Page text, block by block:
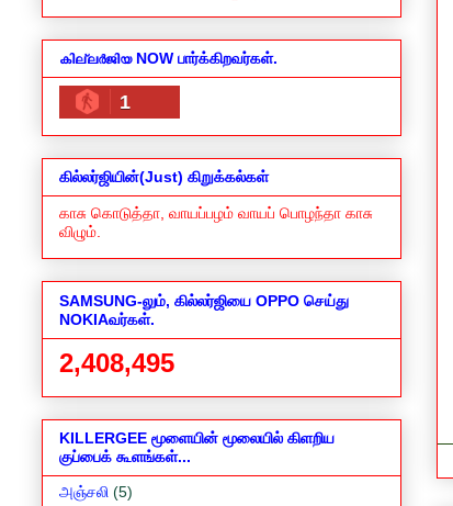
കില്ലർജിയ NOW பார்க்கிறவர்கள்.
1
கில்லர்ஜியின்(Just) கிறுக்கல்கள்
காசு கொடுத்தா, வாயப்பழம் வாயப் பொழந்தா காசு
விழும்.
SAMSUNG-லும், கில்லர்ஜியை OPPO செய்து
NOKIAவர்கள்.
2,408,495
KILLERGEE மூளையின் மூலையில் கிளறிய
குப்பைக் கூளங்கள்...
அஞ்சலி (5)